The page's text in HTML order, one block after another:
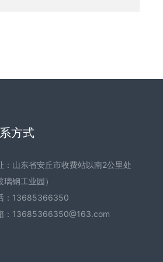
方式
：山东省安丘市收费站以南2公里处
璃钢工业园）
： 13685366350
： 13685366350@163.com